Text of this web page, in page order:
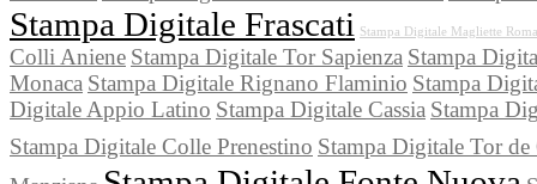
Stampa Digitale Frascati Stampa Digitale Magliette Roma
Colli Aniene Stampa Digitale Tor Sapienza Stampa
Monaca Stampa Digitale Rignano Flaminio Stampa
Digitale Appio Latino Stampa Digitale Cassia Stampa
Stampa Digitale Colle Prenestino Stampa Digitale Tor de